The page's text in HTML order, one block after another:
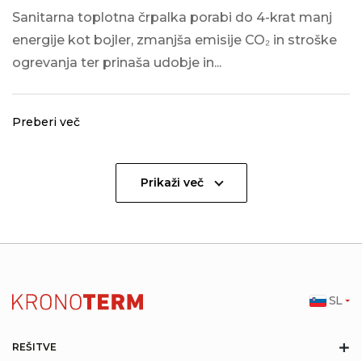
Sanitarna toplotna črpalka porabi do 4-krat manj
energije kot bojler, zmanjša emisije CO₂ in stroške
ogrevanja ter prinaša udobje in...
Preberi več
Prikaži več
REŠITVE +
SL